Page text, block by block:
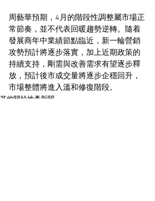
周藝華預期，4月的階段性調整屬市場正
常節奏，並不代表回暖趨勢逆轉。隨着
發展商年中業績節點臨近，新一輪營銷
攻勢預計將逐步落實，加上近期政策的
持續支持，剛需與改善需求有望逐步釋
放，預計後市成交量將逐步企穩回升，
市場整體將進入溫和修復階段。
其他關於地產新聞